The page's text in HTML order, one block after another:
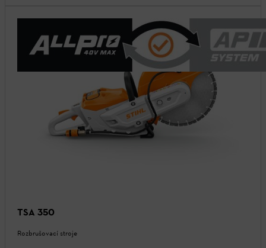
TSA 350
Rozbrušovací stroje